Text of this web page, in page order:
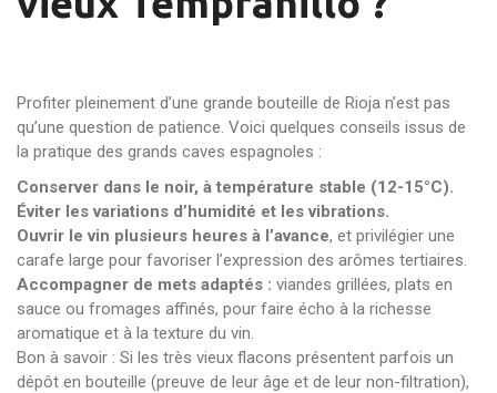
Profiter pleinement d’une grande bouteille de Rioja n’est pas
qu’une question de patience. Voici quelques conseils issus de
la pratique des grands caves espagnoles :
Conserver dans le noir, à température stable (12-15°C).
Éviter les variations d’humidité et les vibrations.
Ouvrir le vin plusieurs heures à l’avance, et privilégier une
carafe large pour favoriser l’expression des arômes tertiaires.
Accompagner de mets adaptés : viandes grillées, plats en
sauce ou fromages affinés, pour faire écho à la richesse
aromatique et à la texture du vin.
Bon à savoir : Si les très vieux flacons présentent parfois un
dépôt en bouteille (preuve de leur âge et de leur non-filtration),